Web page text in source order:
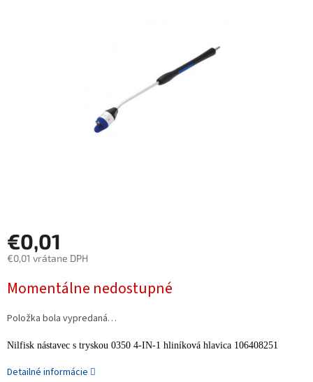
€0,01
€0,01 vrátane DPH
cena:
Momentálne nedostupné
Položka bola vypredaná…
Nilfisk nástavec s tryskou 0350 4-IN-1 hliníková hlavica 106408251
Detailné informácie